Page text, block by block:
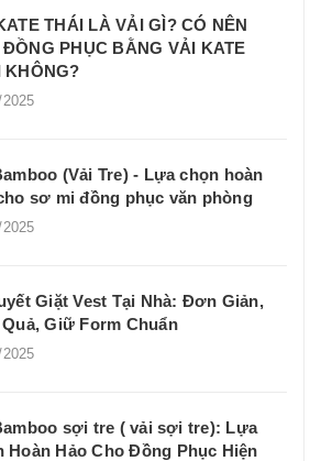
THÁI LÀ VẢI GÌ? CÓ NÊN
ĐỒNG PHỤC BẰNG VẢI KATE
KHÔNG?
(Vải Tre) - Lựa chọn hoàn
sơ mi đồng phục văn phòng
Giặt Vest Tại Nhà: Đơn Giản,
Quả, Giữ Form Chuẩn
sợi tre ( vải sợi tre): Lựa
Hoàn Hảo Cho Đồng Phục Hiện